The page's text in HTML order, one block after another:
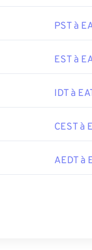
PST à
EST à
IDT à
CEST à
AEDT à